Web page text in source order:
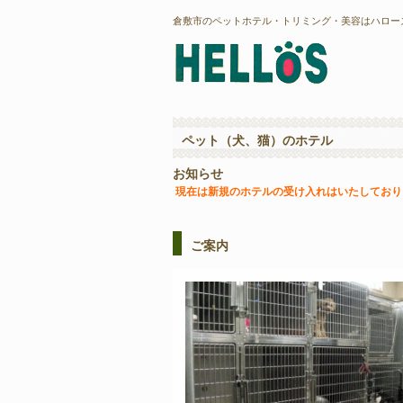
倉敷市のペットホテル・トリミング・美容はハロー
ペット（犬、猫）のホテル
お知らせ
現在は新規のホテルの受け入れはいたしてお
ご案内